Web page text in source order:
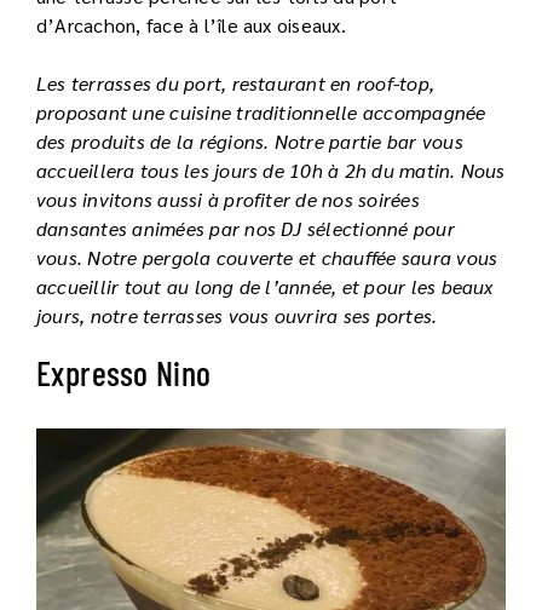
d’Arcachon, face à l’île aux oiseaux.
Les terrasses du port, restaurant en roof-top,
proposant une cuisine traditionnelle accompagnée
des produits de la régions. Notre partie bar vous
accueillera tous les jours de 10h à 2h du matin. Nous
vous invitons aussi à profiter de nos soirées
dansantes animées par nos DJ sélectionné pour
vous. Notre pergola couverte et chauffée saura vous
accueillir tout au long de l’année, et pour les beaux
jours, notre terrasses vous ouvrira ses portes.
Expresso Nino